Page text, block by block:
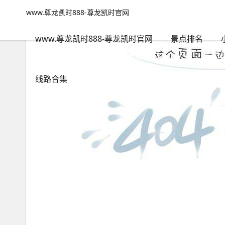
www.尊龙凯时888-尊龙凯时官网
www.尊龙凯时888-尊龙凯时官网 景点排名
线路合集
www.尊龙凯时888-尊龙凯时官网